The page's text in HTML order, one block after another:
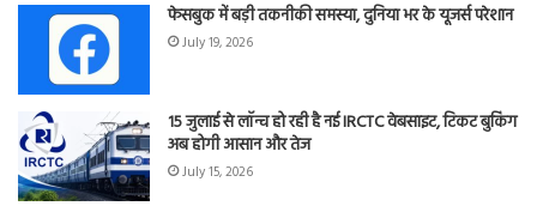
फेसबुक में बड़ी तकनीकी समस्या, दुनिया भर के यूजर्स परेशान
July 19, 2026
15 जुलाई से लॉन्च हो रही है नई IRCTC वेबसाइट, टिकट बुकिंग
अब होगी आसान और तेज
July 15, 2026